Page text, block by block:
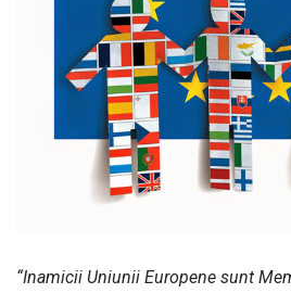
“Inamicii Uniunii Europene sunt